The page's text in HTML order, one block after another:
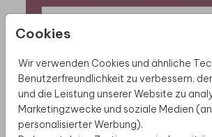
Cookies
Wir verwenden Cookies und ähnliche
Benutzerfreundlichkeit zu verbessern,
und die Leistung unserer Website zu
Marketingzwecke und soziale Medien
personalisierter Werbung).